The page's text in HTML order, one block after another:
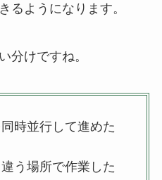
るようになります。
分けですね。
時並行して進めた
う場所で作業した